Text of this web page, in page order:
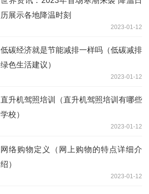
历展示各地降温时刻
2023-01-12
低碳经济就是节能减排一样吗（低碳减排
绿色生活建议）
2023-01-12
直升机驾照培训（直升机驾照培训有哪些
学校）
2023-01-12
网络购物定义（网上购物的特点详细介
绍）
2023-01-12